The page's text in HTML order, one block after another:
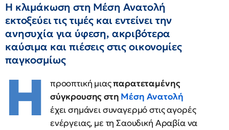
Η κλιμάκωση στη Μέση Ανατολή
εκτοξεύει τις τιμές και εντείνει την
ανησυχία για ύφεση, ακριβότερα
καύσιμα και πιέσεις στις οικονομίες
παγκοσμίως
Η προοπτική μιαςπαρατεταμένης
σύγκρουσης στη Μέση Ανατολή
έχει σημάνει συναγερμό στις αγορές
ενέργειας, με τη Σαουδική Αραβία να